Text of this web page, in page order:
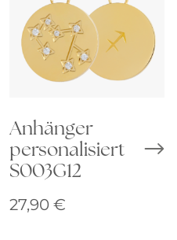
Anhänger
personalisiert
S003G12
27,90 €